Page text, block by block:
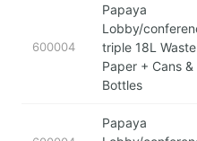
600004
Papaya
Lobby/
triple 18L
Paper + Cans &
Bottles
Papaya